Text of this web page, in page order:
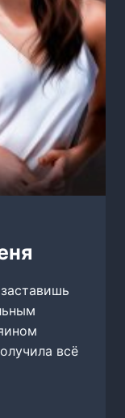
всё